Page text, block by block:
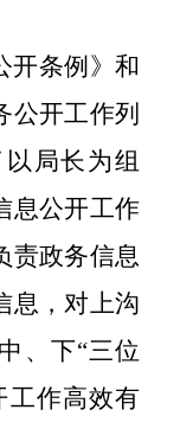
开条例》和
公开工作列
局长为组
息公开工作
责政务信息
息，对上沟
、下“三位
工作高效有